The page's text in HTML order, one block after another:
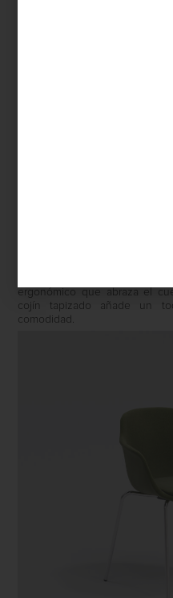
ergonómico que abraza el
cojín tapizado añade un
comodidad.